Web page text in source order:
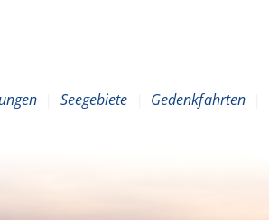
Seegebiete Gedenkfahrten